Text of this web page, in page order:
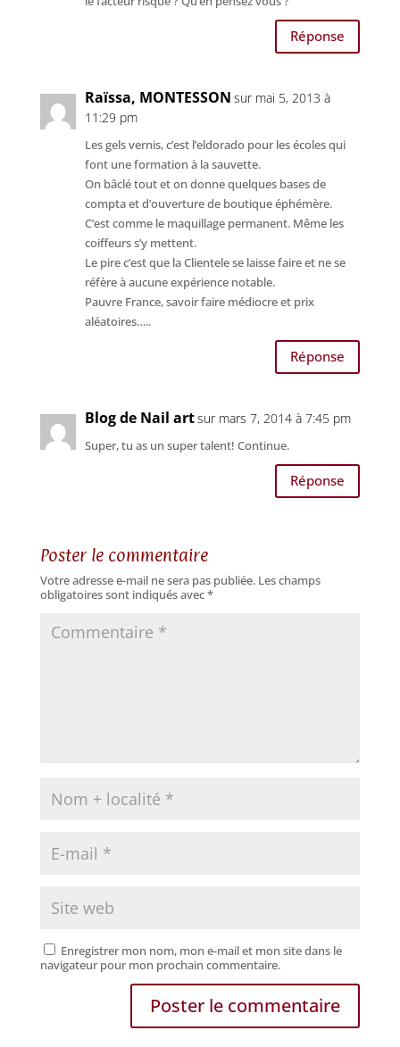
Réponse
Raïssa, MONTESSON sur mai 5, 2013 à
11:29 pm
Les gels vernis, c’est l’eldorado pour les écoles qui
font une formation à la sauvette.
On bâclé tout et on donne quelques bases de
compta et d’ouverture de boutique éphémère.
C’est comme le maquillage permanent. Même les
coiffeurs s’y mettent.
Le pire c’est que la Clientele se laisse faire et ne se
réfère à aucune expérience notable.
Pauvre France, savoir faire médiocre et prix
aléatoires…..
Réponse
Blog de Nail artsur mars 7, 2014 à 7:45 pm
Super, tu as un super talent! Continue.
Réponse
Poster le commentaire
Votre adresse e-mail ne sera pas publiée. Les champs
obligatoires sont indiqués avec*
Enregistrer mon nom, mon e-mail et mon site dans le
navigateur pour mon prochain commentaire.